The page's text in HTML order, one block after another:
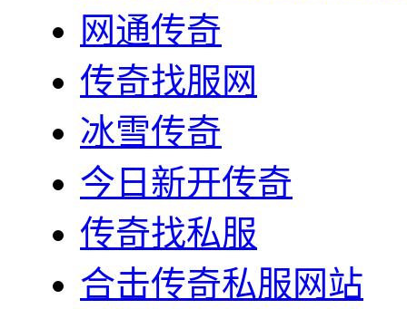
网通传奇
传奇找服网
冰雪传奇
今日新开传奇
传奇找私服
合击传奇私服网站